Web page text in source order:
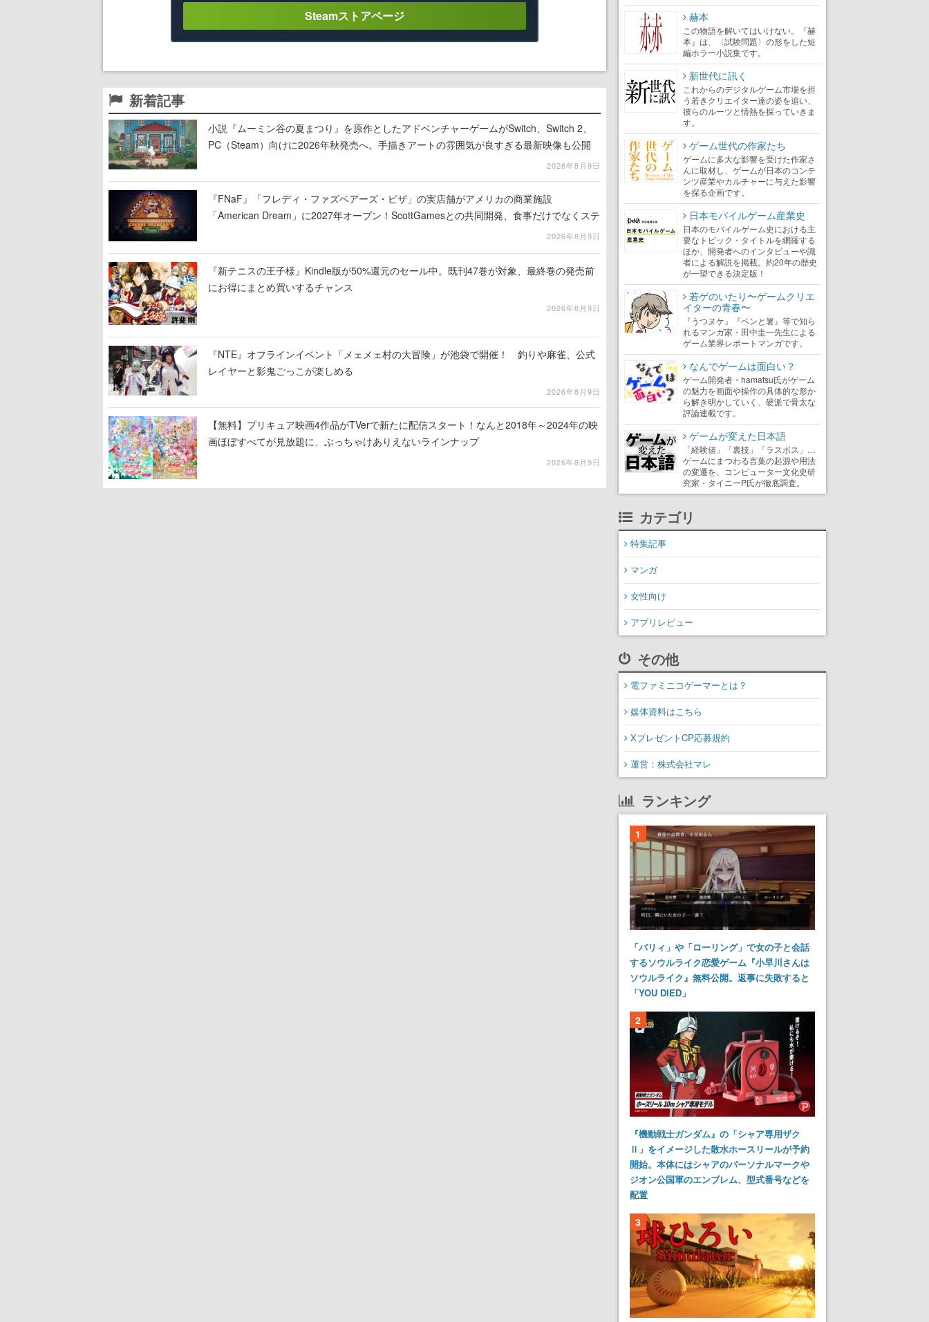
Steamストアページ
新着記事
小説『ムーミン谷の夏まつり』を原作としたアドベンチャーゲームがSwitch、Switch 2、
PC（Steam）向けに2026年秋発売へ。手描きアートの雰囲気が良すぎる最新映像も公開
2026年8月9日
『FNaF』「フレディ・ファズベアーズ・ピザ」の実店舗がアメリカの商業施設
「American Dream」に2027年オープン！ScottGamesとの共同開発、食事だけでなくステ
2026年8月9日
『新テニスの王子様』Kindle版が50%還元のセール中。既刊47巻が対象、最終巻の発売前
にお得にまとめ買いするチャンス
2026年8月9日
『NTE』オフラインイベント「メェメェ村の大冒険」が池袋で開催！ 釣りや麻雀、公式
レイヤーと影鬼ごっこが楽しめる
2026年8月9日
【無料】プリキュア映画4作品がTVerで新たに配信スタート！なんと2018年～2024年の映
画ほぼすべてが見放題に、ぶっちゃけありえないラインナップ
2026年8月9日
赫本
この物語を解いてはいけない。『赫
本』は、〈試験問題〉の形をした短
編ホラー小説集です。
新世代に訊く
これからのデジタルゲーム市場を担
う若きクリエイター達の姿を追い、
彼らのルーツと情熱を探っていきま
す。
ゲーム世代の作家たち
ゲームに多大な影響を受けた作家さ
んに取材し、ゲームが日本のコンテ
ンツ産業やカルチャーに与えた影響
を探る企画です。
日本モバイルゲーム産業史
日本のモバイルゲーム史における主
要なトピック・タイトルを網羅する
ほか、開発者へのインタビューや識
者による解説を掲載。約20年の歴史
が一望できる決定版！
若ゲのいたり〜ゲームクリエ
イターの青春〜
『うつヌケ』『ペンと箸』等で知ら
れるマンガ家・田中圭一先生による
ゲーム業界レポートマンガです。
なんでゲームは面白い？
ゲーム開発者・hamatsu氏がゲーム
の魅力を画面や操作の具体的な形か
ら解き明かしていく、硬派で骨太な
評論連載です。
ゲームが変えた日本語
「経験値」「裏技」「ラスボス」…
ゲームにまつわる言葉の起源や用法
の変遷を、コンピューター文化史研
究家・タイニーP氏が徹底調査。
カテゴリ
特集記事
マンガ
女性向け
アプリレビュー
その他
電ファミニコゲーマーとは？
媒体資料はこちら
XプレゼントCP応募規約
運営：株式会社マレ
ランキング
1
「パリィ」や「ローリング」で女の子と会話
するソウルライク恋愛ゲーム『小早川さんは
ソウルライク』無料公開。返事に失敗すると
「YOU DIED」
2
『機動戦士ガンダム』の「シャア専用ザク
Ⅱ」をイメージした散水ホースリールが予約
開始。本体にはシャアのパーソナルマークや
ジオン公国軍のエンブレム、型式番号などを
配置
3